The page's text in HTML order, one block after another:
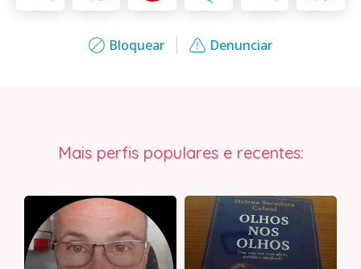
Bloquear Denunciar
Mais perfis populares e recentes: